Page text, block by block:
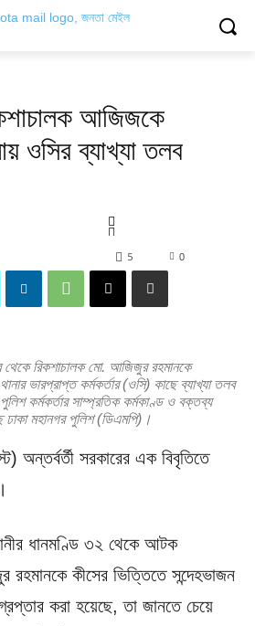
আজিজকে
ওসির ব্যাখ্যা তলব
0
5
থেকে রিকশাচালক মো. আজিজুর রহমানকে
ভারপ্রাপ্ত কর্মকর্তার (ওসি) কাছে ব্যাখ্যা তলব
কর্মকর্তার সাম্প্রতিক কর্মকাণ্ড ও বক্তব্য
ঢাকা মহানগর পুলিশ (ডিএমপি)।
সরকারের এক বিবৃতিতে
ধানমণ্ডি ৩২ থেকে আটক
কীসের ভিত্তিতে সন্দেহভাজন
করা হয়েছে, তা জানতে চেয়ে